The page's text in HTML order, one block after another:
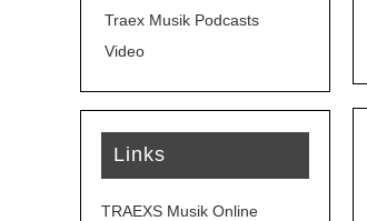
Traex Musik Podcasts
Video
Links
TRAEXS Musik Online